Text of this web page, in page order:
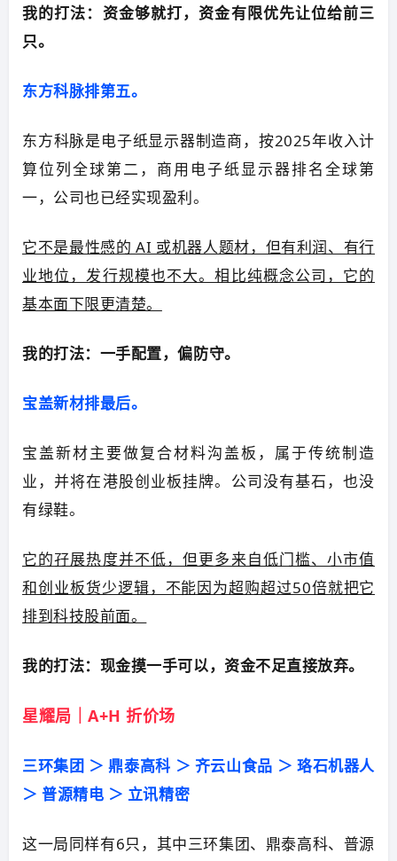
我的打法：资金够就打，资金有限优先让位给前三
只。
东方科脉排第五。
东方科脉是电子纸显示器制造商，按2025年收入计
算位列全球第二，商用电子纸显示器排名全球第
一，公司也已经实现盈利。
它不是最性感的 AI 或机器人题材，但有利润、有行
业地位，发行规模也不大。相比纯概念公司，它的
基本面下限更清楚。
我的打法：一手配置，偏防守。
宝盖新材排最后。
宝盖新材主要做复合材料沟盖板，属于传统制造
业，并将在港股创业板挂牌。公司没有基石，也没
有绿鞋。
它的孖展热度并不低，但更多来自低门槛、小市值
和创业板货少逻辑，不能因为超购超过50倍就把它
排到科技股前面。
我的打法：现金摸一手可以，资金不足直接放弃。
星耀局｜A+H 折价场
三环集团 ＞ 鼎泰高科 ＞ 齐云山食品 ＞ 珞石机器人
＞ 普源精电 ＞ 立讯精密
这一局同样有6只，其中三环集团、鼎泰高科、普源